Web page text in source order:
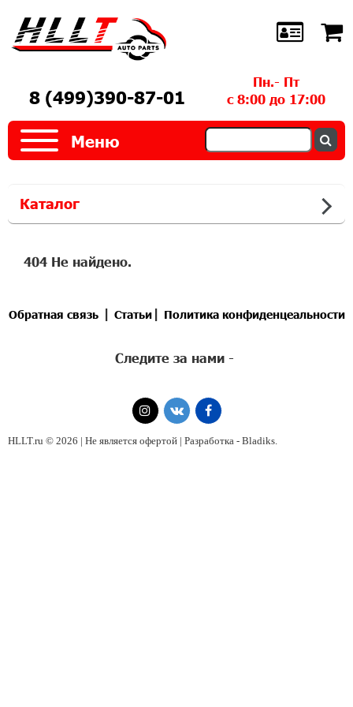
8 (499)390-87-01
Пн.- Пт
с 8:00 до 17:00
Меню
Каталог
404 Не найдено.
Обратная связь| Статьи| Политика конфиденцеальности
Следите за нами -
HLLT.ru © 2026 | Не является офертой | Разработка - Bladiks